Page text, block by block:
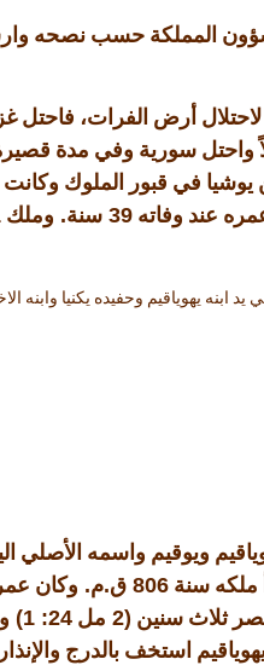
شؤون المملكة حسب نصحه
أرض الفرات، فاحتل
واحتل سورية وفي مدة
في قبور الملوك وكانت
عند وفاته 39 سنة. وملك
ابنه يهوياقيم وحفيده يكنيا
ويوقيم واسمه الأصلي
ملكه سنة 806 ق.م. وكان
ثلاث سنين (2 مل 24: 1)
استخف بالدرج